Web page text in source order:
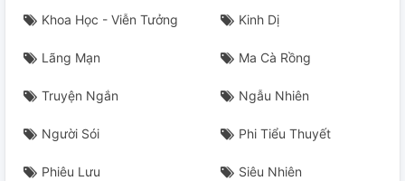
Khoa Học - Viễn Tưởng Kinh Dị
Lãng Mạn Ma Cà Rồng
Truyện Ngắn Ngẫu Nhiên
Người Sói Phi Tiểu Thuyết
Phiêu Lưu Siêu Nhiên